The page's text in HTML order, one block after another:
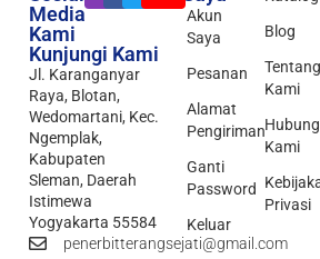
Akun
Saya
Pesanan
Alamat
Pengiriman
Ganti
Password
Keluar
Blog
Tentang
Kami
Kami
Privasi
Media
Kami
Kunjungi Kami
Jl. Karanganyar
Raya, Blotan,
Wedomartani, Kec.
Ngemplak,
Kabupaten
Sleman, Daerah
Istimewa
Yogyakarta 55584
penerbitterangsejati@gmail.com